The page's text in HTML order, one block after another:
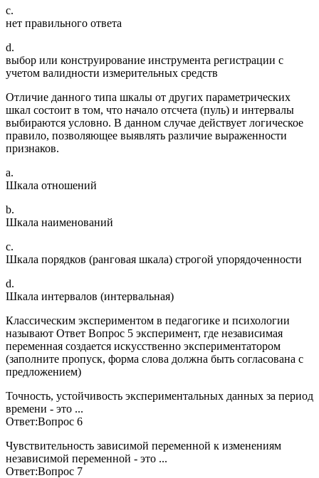
c.
нет правильного ответа
d.
выбор или конструирование инструмента регистрации с
учетом валидности измерительных средств
Отличие данного типа шкалы от других параметрических
шкал состоит в том, что начало отсчета (пуль) и интервалы
выбираются условно. В данном случае действует логическое
правило, позволяющее выявлять различие выраженности
признаков.
a.
Шкала отношений
b.
Шкала наименований
c.
Шкала порядков (ранговая шкала) строгой упорядоченности
d.
Шкала интервалов (интервальная)
Классическим экспериментом в педагогике и психологии
называют Ответ Вопрос 5 эксперимент, где независимая
переменная создается искусственно экспериментатором
(заполните пропуск, форма слова должна быть согласована с
предложением)
Точность, устойчивость экспериментальных данных за период
времени - это ...
Ответ:Вопрос 6
Чувствительность зависимой переменной к изменениям
независимой переменной - это ...
Ответ:Вопрос 7